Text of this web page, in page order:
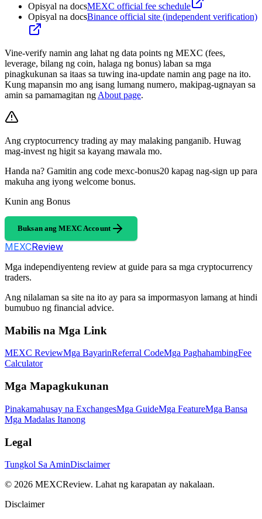
Opisyal na docsMEXC official fee schedule
Opisyal na docsBinance official site (independent verification)
Vine-verify namin ang lahat ng data points ng MEXC (fees,
leverage, bilang ng coin, halaga ng bonus) laban sa mga
pinagkukunan sa itaas sa tuwing ina-update namin ang page na ito.
Kung mapansin mo ang isang lumang numero, makipag-ugnayan sa
amin sa pamamagitan ng About page.
Ang cryptocurrency trading ay may malaking panganib. Huwag
mag-invest ng higit sa kayang mawala mo.
Handa na? Gamitin ang code mexc-bonus20 kapag nag-sign up para
makuha ang iyong welcome bonus.
Kunin ang Bonus
Buksan ang MEXC Account
MEXCReview
Mga independiyenteng review at guide para sa mga cryptocurrency
traders.
Ang nilalaman sa site na ito ay para sa impormasyon lamang at hindi
bumubuo ng financial advice.
Mabilis na Mga Link
MEXC ReviewMga BayarinReferral CodeMga PaghahambingFee
Calculator
Mga Mapagkukunan
Pinakamahusay na ExchangesMga GuideMga FeatureMga Bansa
Mga Madalas Itanong
Legal
Tungkol Sa AminDisclaimer
© 2026 MEXCReview. Lahat ng karapatan ay nakalaan.
Disclaimer